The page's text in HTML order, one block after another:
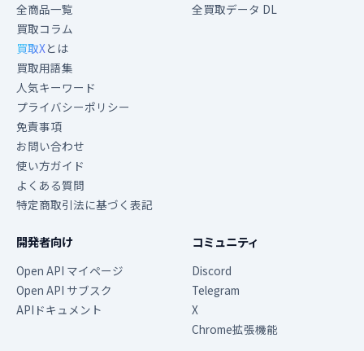
全商品一覧
買取コラム
買取Xとは
買取用語集
人気キーワード
プライバシーポリシー
免責事項
お問い合わせ
使い方ガイド
よくある質問
特定商取引法に基づく表記
全買取データ DL
開発者向け
Open API マイページ
Open API サブスク
APIドキュメント
コミュニティ
Discord
Telegram
X
Chrome拡張機能